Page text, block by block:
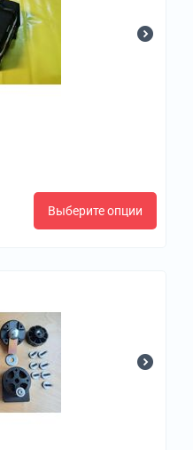
Выберите опции